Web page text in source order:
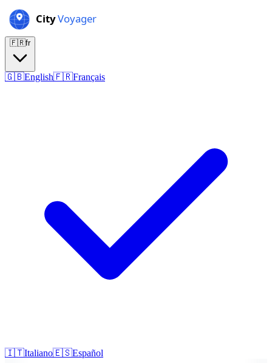
🇫🇷fr
🇬🇧English🇫🇷Français
🇮🇹Italiano🇪🇸Español